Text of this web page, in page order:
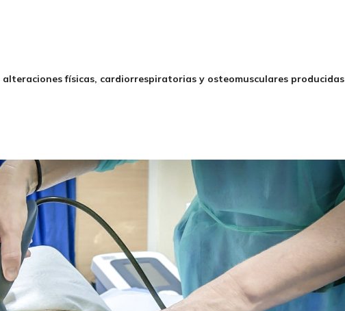
físicas, cardiorrespiratorias y osteomusculares producidas